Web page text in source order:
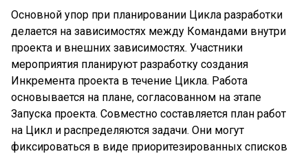
Основной упор при планировании Цикла разработки
делается на зависимостях между Командами внутри
проекта и внешних зависимостях. Участники
мероприятия планируют разработку создания
Инкремента проекта в течение Цикла. Работа
основывается на плане, согласованном на этапе
Запуска проекта. Совместно составляется план работ
на Цикл и распределяются задачи. Они могут
фиксироваться в виде приоритезированных списков